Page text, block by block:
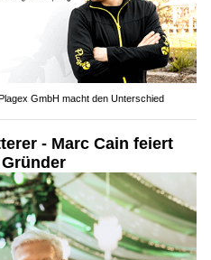
GmbH macht den Unterschied
- Marc Cain feiert